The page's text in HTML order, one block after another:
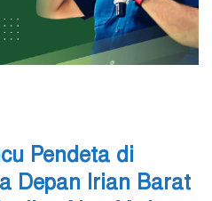
Pendeta di
Depan Irian Barat